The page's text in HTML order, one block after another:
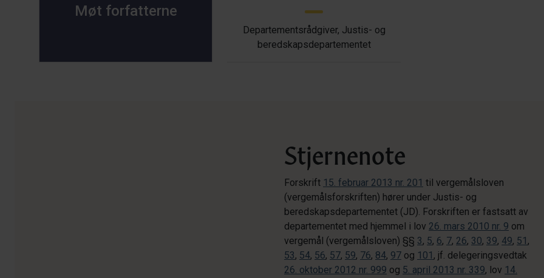
Møt forfatterne
Departementsrådgiver, Justis- og
beredskapsdepartementet
Stjernenote
Forskrift 15. februar 2013 nr. 201 til vergemålsloven
(vergemålsforskriften) hører under Justis- og
beredskapsdepartementet (JD). Forskriften er fastsatt av
departementet med hjemmel i lov 26. mars 2010 nr. 9 om
vergemål (vergemålsloven) §§ 3, 5, 6, 7, 26, 30, 39, 49, 51 ,
53, 54, 56, 57, 59, 76, 84, 97 og 101 , jf. delegeringsvedtak
26. oktober 2012 nr. 999 og 5. april 2013 nr. 339, lov 14.